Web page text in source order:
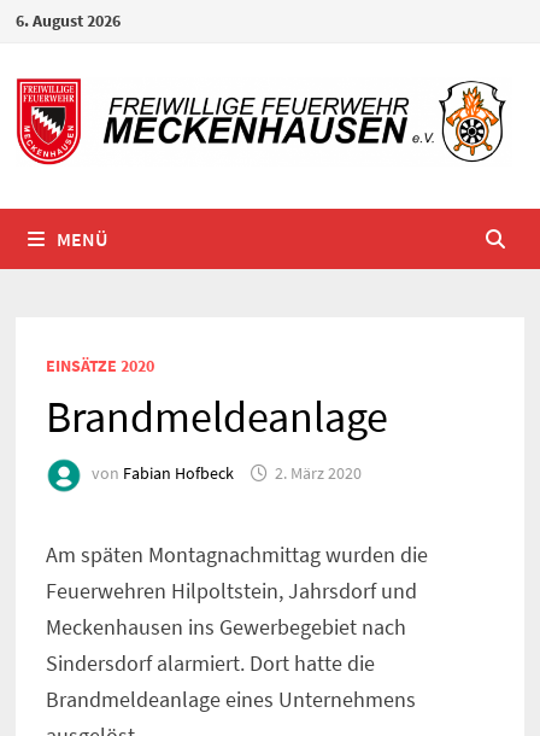
Zum
springen
6. August 2026
MENÜ
EINSÄTZE 2020
Brandmeldeanlage
von Fabian Hofbeck 2. März 2020
Am späten Montagnachmittag wurden die
Feuerwehren Hilpoltstein, Jahrsdorf und
Meckenhausen ins Gewerbegebiet nach
Sindersdorf alarmiert. Dort hatte die
Brandmeldeanlage eines Unternehmens